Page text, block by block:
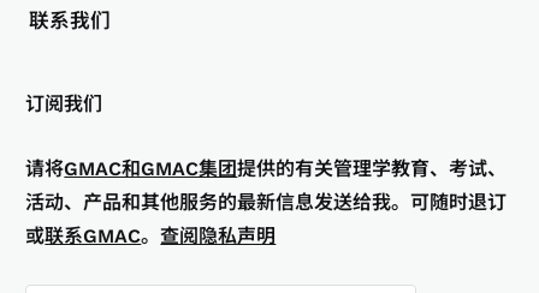
联系我们
订阅我们
请将GMAC和GMAC集团提供的有关管理学教育、考试、
活动、产品和其他服务的最新信息发送给我。可随时退订
或联系GMAC。查阅隐私声明